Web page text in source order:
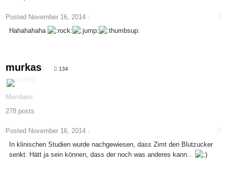
Posted November 16, 2014 ·
Hahahahaha
murkas 134
Members
278 posts
Posted November 16, 2014 ·
In klinischen Studien wurde nachgewiesen, dass Zimt den Blutzucker
senkt. Hätt ja sein können, dass der noch was anderes kann...